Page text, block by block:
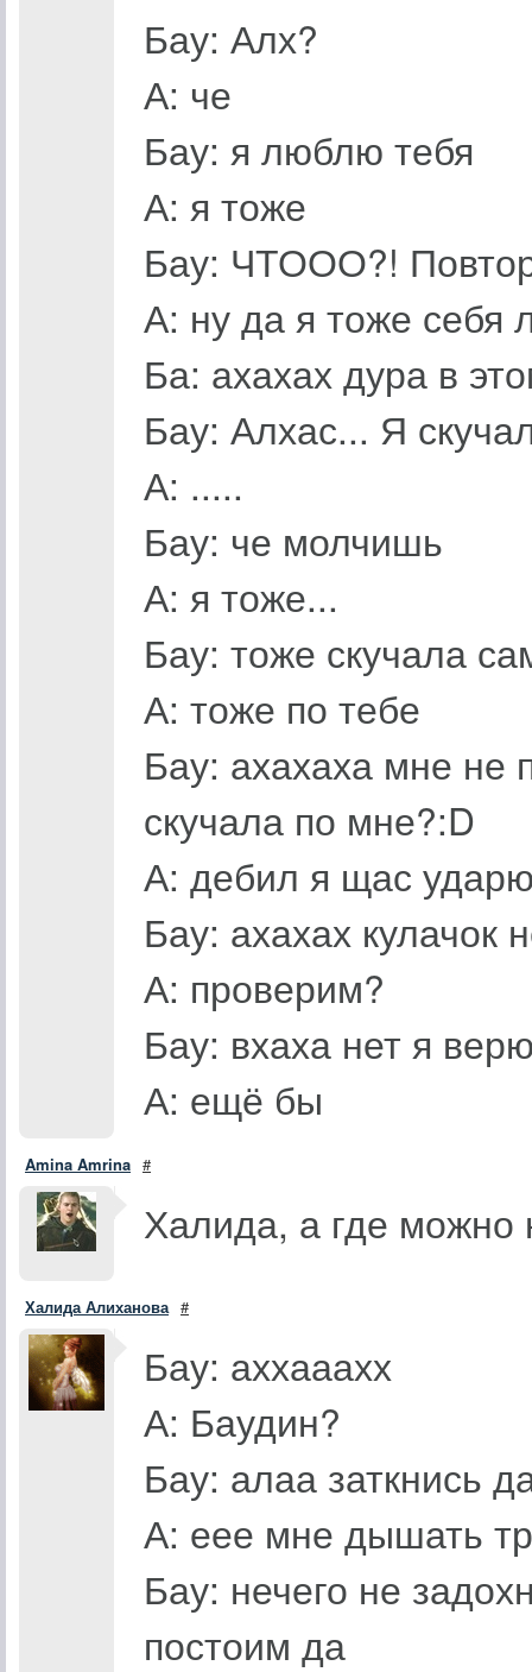
Бау: Алх?
А: че
Бау: я люблю тебя
А: я тоже
Бау: ЧТООО?!
А: ну да я тоже себя
Ба: ахахах дура в
Бау: Алхас... Я
А: .....
Бау: че молчишь
А: я тоже...
Бау: тоже скучала
А: тоже по тебе
Бау: ахахаха мне не
скучала по мне?:D
А: дебил я щас
Бау: ахахах кулачок
А: проверим?
Бау: вхаха нет я
А: ещё бы
Amina Amrina #
Халида, а где можно
Халида Алиханова #
Бау: аххааахх
А: Баудин?
Бау: алаа заткнись
А: еее мне дышать
Бау: нечего не
постоим да